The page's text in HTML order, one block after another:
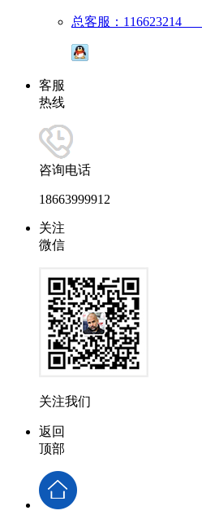
总客服：116623214
客服
热线
咨询电话
18663999912
关注
微信
关注我们
返回
顶部